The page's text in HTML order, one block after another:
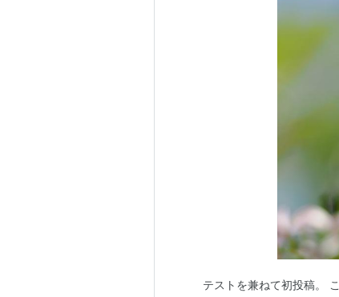
テストを兼ねて初投稿。